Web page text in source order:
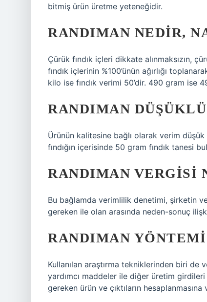
bitmiş ürün üretme yeteneğidir.
RANDIMAN NEDIR,
Çürük fındık içleri dikkate alınmaksızın,
fındık içlerinin %100’ünün ağırlığı
kilo ise fındık verimi 50’dir. 490 gram ise
RANDIMAN
Ürünün kalitesine bağlı olarak verim
fındığın içerisinde 50 gram fındık tanesi
RANDIMAN VERGISI
Bu bağlamda verimlilik denetimi, şirketin
gereken ile olan arasında neden-sonuç
RANDIMAN
Kullanılan araştırma tekniklerinden biri
yardımcı maddeler ile diğer üretim
gereken ürün ve çıktıların